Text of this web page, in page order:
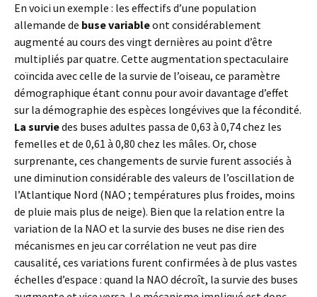
En voici un exemple : les effectifs d’une population
allemande de buse variableont considérablement
augmenté au cours des vingt dernières au point d’être
multipliés par quatre. Cette augmentation spectaculaire
coïncida avec celle de la survie de l’oiseau, ce paramètre
démographique étant connu pour avoir davantage d’effet
sur la démographie des espèces longévives que la fécondité.
La surviedes buses adultes passa de 0,63 à 0,74 chez les
femelles et de 0,61 à 0,80 chez les mâles. Or, chose
surprenante, ces changements de survie furent associés à
une diminution considérable des valeurs de l’oscillation de
l’Atlantique Nord (NAO ; températures plus froides, moins
de pluie mais plus de neige). Bien que la relation entre la
variation de la NAO et la survie des buses ne dise rien des
mécanismes en jeu car corrélation ne veut pas dire
causalité, ces variations furent confirmées à de plus vastes
échelles d’espace : quand la NAO décroît, la survie des buses